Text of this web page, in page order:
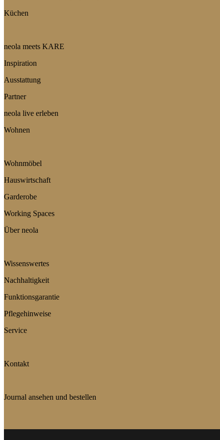
Küchen
neola meets KARE
Inspiration
Ausstattung
Partner
neola live erleben
Wohnen
Wohnmöbel
Hauswirtschaft
Garderobe
Working Spaces
Über neola
Wissenswertes
Nachhaltigkeit
Funktionsgarantie
Pflegehinweise
Service
Kontakt
Journal ansehen und bestellen